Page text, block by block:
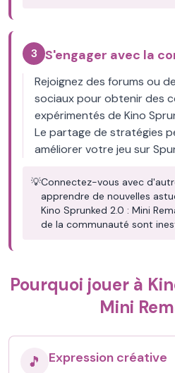
3 S'engager avec la
Rejoignez des forums ou
sociaux pour obtenir des
expérimentés de Kino
Le partage de stratégies
améliorer votre jeu sur
💡Connectez-vous avec
apprendre de nouvelles
Kino Sprunked 2.0 : Mini
de la communauté sont
Pourquoi jouer à
Mini
🎵 Expression créative